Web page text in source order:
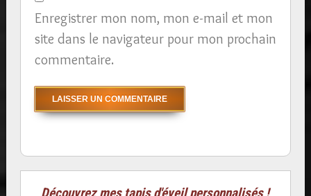
Enregistrer mon nom, mon e-mail et mon
site dans le navigateur pour mon prochain
commentaire.
Découvrez mes tapis d'éveil personnalisés !